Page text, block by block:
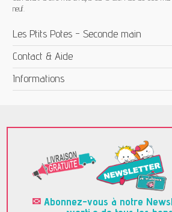
neuf.
Les Ptits Potes - Seconde main
Contact & Aide
Informations
✉ Abonnez-vous à notre